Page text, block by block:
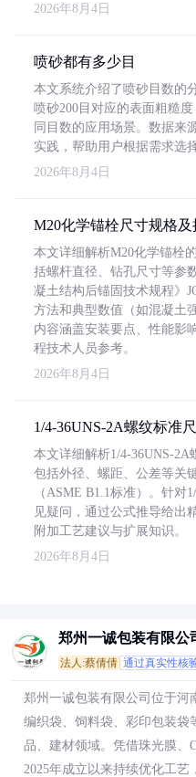
2026年8月4日
喷砂都有多少目
本文系统介绍了喷砂目数的
喷砂200目对应的表面粗糙
同目数的应用场景。数据来
实践，帮助用户根据需求选
2026年8月4日
M20化学锚栓尺寸规格
本文详细解析M20化学锚栓
括螺杆直径、钻孔尺寸等参
凝土结构后锚固技术规程》
方法和典型数值（如混凝土
内容涵盖安装要点、性能影
程技术人员参考。
2026年8月4日
1/4-36UNS-2A螺纹标准
本文详细解析1/4-36UNS-2A
包括外径、螺距、公差等关
（ASME B1.1标准）。针对
见疑问，通过公式推导给出
附加工艺建议与扩展知识。
2026年8月4日
郑州一诚包装有限公
法人:蔡倩倩 通过真实性核
郑州一诚包装有限公司位于河
编织袋、饲料袋、彩印包装袋
品、建材领域。凭借珠光膜、
2025年成立以来持续优化工